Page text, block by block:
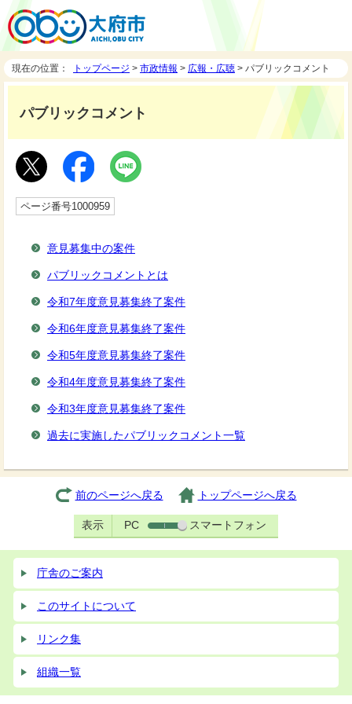
現在の位置： トップページ > 市政情報 > 広報・広聴 > パブリックコメント
パブリックコメント
ページ番号1000959
意見募集中の案件
パブリックコメントとは
令和7年度意見募集終了案件
令和6年度意見募集終了案件
令和5年度意見募集終了案件
令和4年度意見募集終了案件
令和3年度意見募集終了案件
過去に実施したパブリックコメント一覧
前のページへ戻る トップページへ戻る
表示 PC スマートフォン
庁舎のご案内
このサイトについて
リンク集
組織一覧